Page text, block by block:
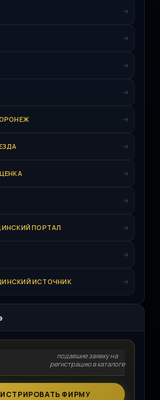
ПОРТАЛ
ИСТОЧНИК
подавшие заявку на
регистрацию в каталоге
ФИРМУ